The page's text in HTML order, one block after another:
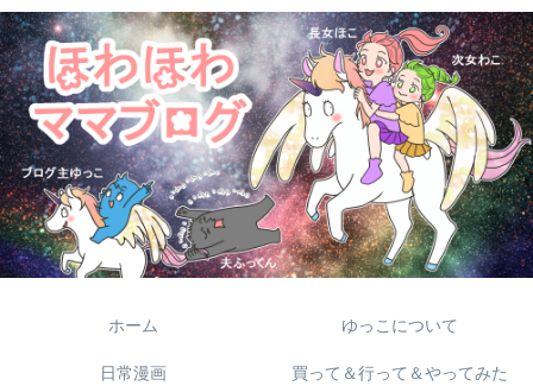
ホーム ゆっこについて
日常漫画 買って＆行って＆やってみた